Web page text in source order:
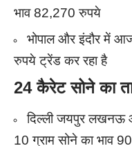
भाव 82,270 रुपये
भोपाल और इंदौर में
रुपये ट्रेंड कर रहा है
24 कैरेट सोने का
दिल्ली जयपुर लखनऊ
10 ग्राम सोने का भाव